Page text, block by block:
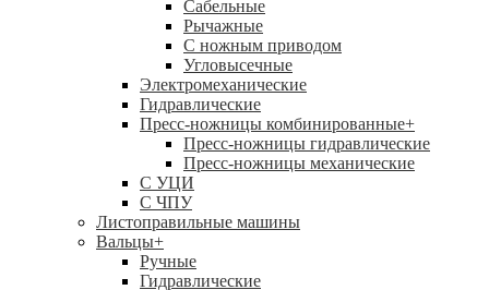
Сабельные
Рычажные
С ножным приводом
Угловысечные
Электромеханические
Гидравлические
Пресс-ножницы комбинированные+
Пресс-ножницы гидравлические
Пресс-ножницы механические
С УЦИ
С ЧПУ
Листоправильные машины
Вальцы+
Ручные
Гидравлические